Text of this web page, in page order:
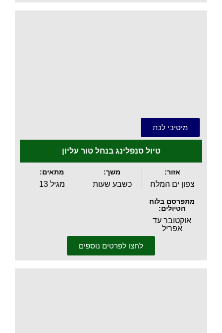
מיטיבי לכת
טיול סנפלינג בנחל טור עליון
אזור:
צפון ים המלח
משך:
כשבע שעות
מתאים:
מגיל 13
מתפרסם בלוח
הטיולים:
אוקטובר עד
אפריל
לחצו לפרטים נוספים